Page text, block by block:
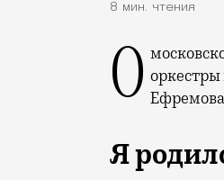
8 мин. чтения
О московской безалаберности, Мавзолее как шедевре ар-деко, мечте вернуть оркестры
Я